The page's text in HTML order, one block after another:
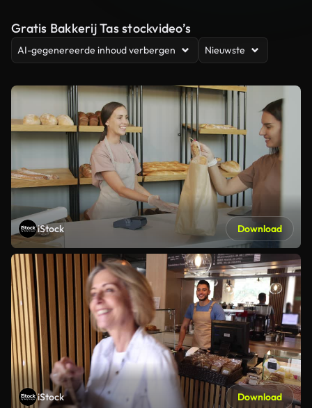
Gratis Bakkerij Tas stockvideo’s
AI-gegenereerde inhoud verbergen Nieuwste
iStock Download
iStock Download